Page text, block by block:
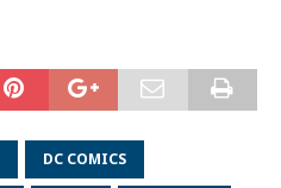
DC COMICS